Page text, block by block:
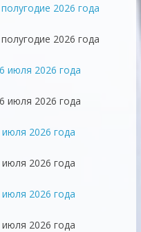
2026 года
2026 года
июля 2026 года
июля 2026 года
2026 года
2026 года
2026 года
2026 года